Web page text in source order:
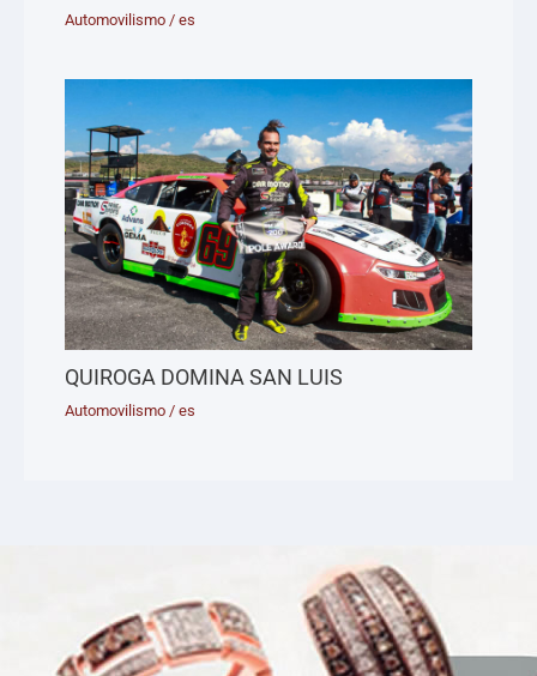
Automovilismo /es
QUIROGA DOMINA SAN LUIS
Automovilismo /es